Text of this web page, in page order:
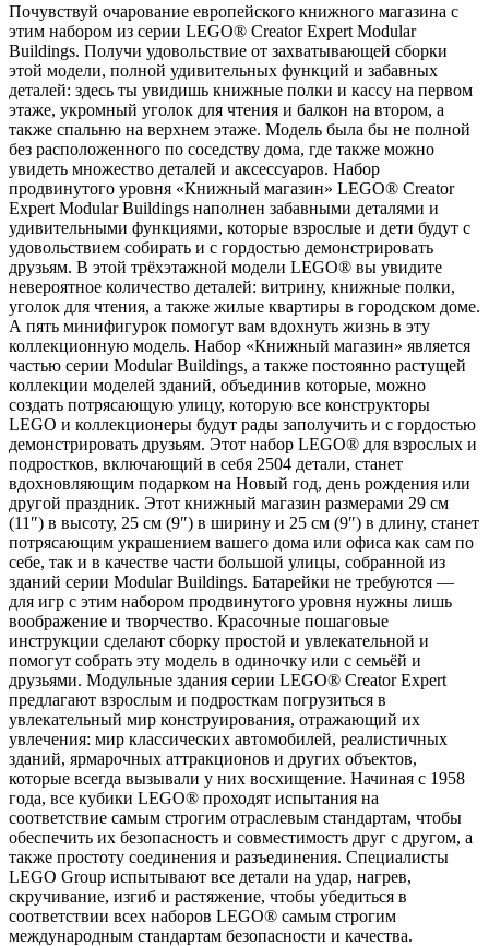
Почувствуй очарование европейского книжного магазина с
этим набором из серии LEGO® Creator Expert Modular
Buildings. Получи удовольствие от захватывающей сборки
этой модели, полной удивительных функций и забавных
деталей: здесь ты увидишь книжные полки и кассу на первом
этаже, укромный уголок для чтения и балкон на втором, а
также спальню на верхнем этаже. Модель была бы не полной
без расположенного по соседству дома, где также можно
увидеть множество деталей и аксессуаров. Набор
продвинутого уровня «Книжный магазин» LEGO® Creator
Expert Modular Buildings наполнен забавными деталями и
удивительными функциями, которые взрослые и дети будут с
удовольствием собирать и с гордостью демонстрировать
друзьям. В этой трёхэтажной модели LEGO® вы увидите
невероятное количество деталей: витрину, книжные полки,
уголок для чтения, а также жилые квартиры в городском доме.
А пять минифигурок помогут вам вдохнуть жизнь в эту
коллекционную модель. Набор «Книжный магазин» является
частью серии Modular Buildings, а также постоянно растущей
коллекции моделей зданий, объединив которые, можно
создать потрясающую улицу, которую все конструкторы
LEGO и коллекционеры будут рады заполучить и с гордостью
демонстрировать друзьям. Этот набор LEGO® для взрослых и
подростков, включающий в себя 2504 детали, станет
вдохновляющим подарком на Новый год, день рождения или
другой праздник. Этот книжный магазин размерами 29 см
(11″) в высоту, 25 см (9″) в ширину и 25 см (9″) в длину, станет
потрясающим украшением вашего дома или офиса как сам по
себе, так и в качестве части большой улицы, собранной из
зданий серии Modular Buildings. Батарейки не требуются —
для игр с этим набором продвинутого уровня нужны лишь
воображение и творчество. Красочные пошаговые
инструкции сделают сборку простой и увлекательной и
помогут собрать эту модель в одиночку или с семьёй и
друзьями. Модульные здания серии LEGO® Creator Expert
предлагают взрослым и подросткам погрузиться в
увлекательный мир конструирования, отражающий их
увлечения: мир классических автомобилей, реалистичных
зданий, ярмарочных аттракционов и других объектов,
которые всегда вызывали у них восхищение. Начиная с 1958
года, все кубики LEGO® проходят испытания на
соответствие самым строгим отраслевым стандартам, чтобы
обеспечить их безопасность и совместимость друг с другом, а
также простоту соединения и разъединения. Специалисты
LEGO Group испытывают все детали на удар, нагрев,
скручивание, изгиб и растяжение, чтобы убедиться в
соответствии всех наборов LEGO® самым строгим
международным стандартам безопасности и качества.